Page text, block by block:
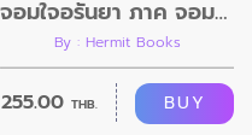
จอมใจอรันยา ภาค จอมแก้วพิกสิต
By : Hermit Books
255.00 THB. BUY